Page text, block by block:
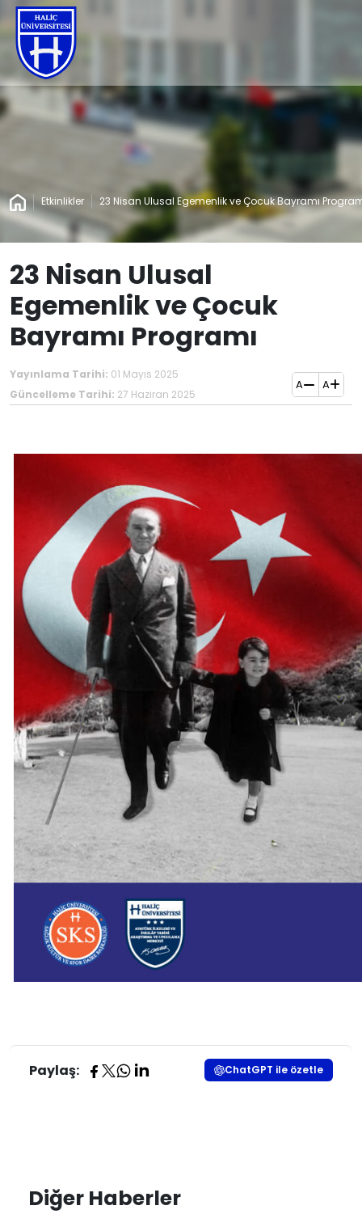
Etkinlikler 23 Nisan Ulusal Egemenlik ve Çocuk Bayramı
23 Nisan Ulusal
Egemenlik ve Çocuk
Bayramı Programı
Yayınlama Tarihi: 01 Mayıs 2025
Güncelleme Tarihi: 27 Haziran 2025
A A
Paylaş: ChatGPT ile özetle
Diğer Haberler